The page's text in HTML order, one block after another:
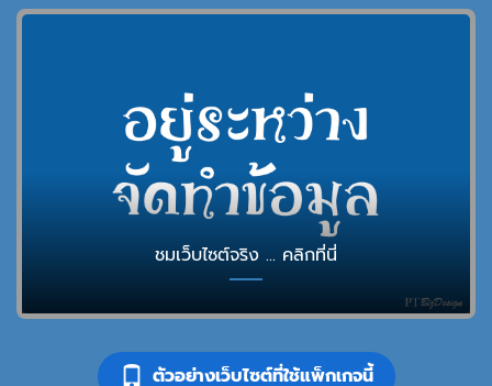
ชมเว็บไซต์จริง ... คลิกที่นี่
ตัวอย่างเว็บไซต์ที่ใช้แพ็กเกจนี้